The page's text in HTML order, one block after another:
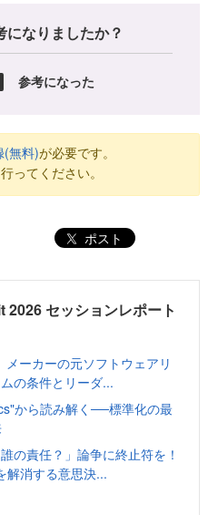
になりましたか？
参考になった
(無料)が必要です。
ってください。
ポスト
セッションレポート
ーカーの元ソフトウェアリ
の条件とリーダ...
から読み解く──標準化の最
の責任？」論争に終止符を！
解消する意思決...